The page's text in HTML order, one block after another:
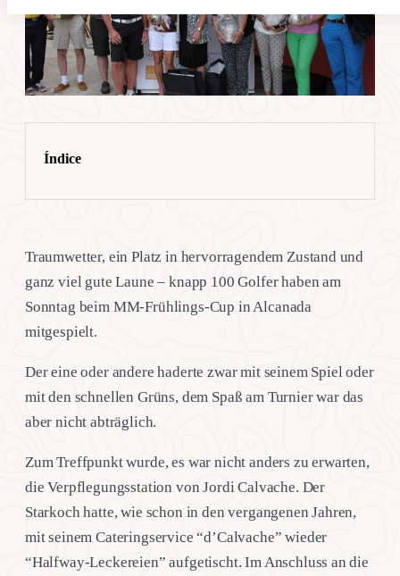
Índice
Traumwetter, ein Platz in hervorragendem Zustand und
ganz viel gute Laune – knapp 100 Golfer haben am
Sonntag beim MM-Frühlings-Cup in Alcanada
mitgespielt.
Der eine oder andere haderte zwar mit seinem Spiel oder
mit den schnellen Grüns, dem Spaß am Turnier war das
aber nicht abträglich.
Zum Treffpunkt wurde, es war nicht anders zu erwarten,
die Verpflegungsstation von Jordi Calvache. Der
Starkoch hatte, wie schon in den vergangenen Jahren,
mit seinem Cateringservice “d’Calvache” wieder
“Halfway-Leckereien” aufgetischt. Im Anschluss an die